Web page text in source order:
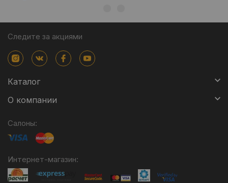
Следите за акциями
Каталог
О компании
Салоны:
Интернет-магазин: